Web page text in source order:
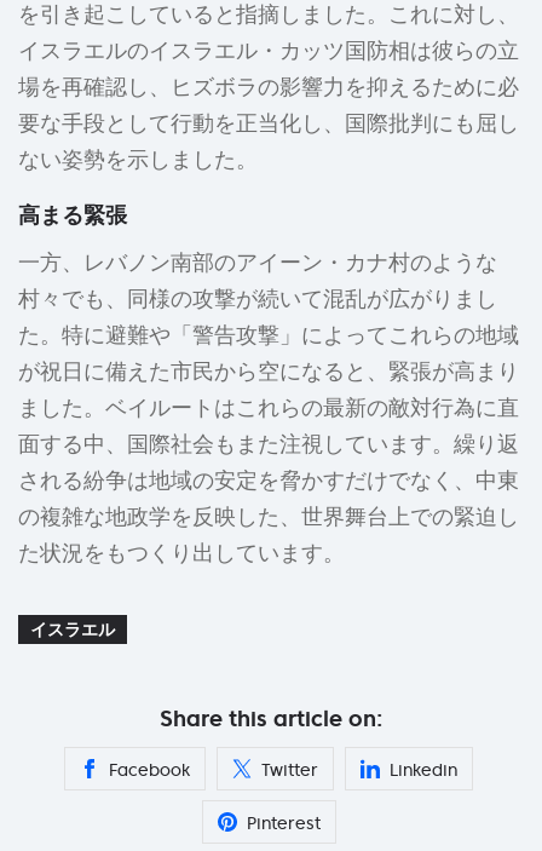
を引き起こしていると指摘しました。これに対し、
イスラエルのイスラエル・カッツ国防相は彼らの立
場を再確認し、ヒズボラの影響力を抑えるために必
要な手段として行動を正当化し、国際批判にも屈し
ない姿勢を示しました。
高まる緊張
一方、レバノン南部のアイーン・カナ村のような
村々でも、同様の攻撃が続いて混乱が広がりまし
た。特に避難や「警告攻撃」によってこれらの地域
が祝日に備えた市民から空になると、緊張が高まり
ました。ベイルートはこれらの最新の敵対行為に直
面する中、国際社会もまた注視しています。繰り返
される紛争は地域の安定を脅かすだけでなく、中東
の複雑な地政学を反映した、世界舞台上での緊迫し
た状況をもつくり出しています。
イスラエル
Share this article on:
Facebook Twitter Linkedin
Pinterest